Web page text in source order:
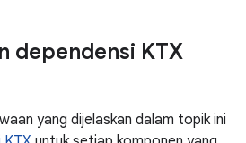
dependensi KTX
yang dijelaskan dalam topik ini